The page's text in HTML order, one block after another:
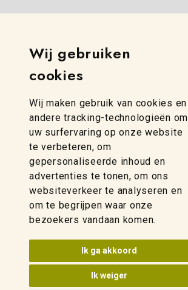
Wij gebruiken
cookies
Wij maken gebruik van cookies en
andere tracking-technologieën om
uw surfervaring op onze website
te verbeteren, om
gepersonaliseerde inhoud en
advertenties te tonen, om ons
websiteverkeer te analyseren en
om te begrijpen waar onze
bezoekers vandaan komen.
Ik ga akkoord
Ik weiger
zwolle@weidelco.nl
Update cookies voorkeuren